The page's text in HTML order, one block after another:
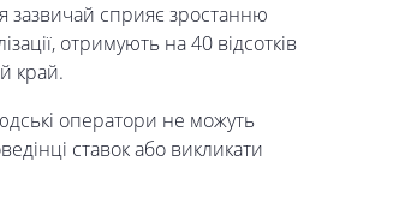
зазвичай сприяє зростанню
отримують на 40 відсотків
край.
оператори не можуть
ставок або викликати